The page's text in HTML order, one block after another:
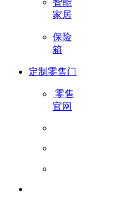
家居
保险
箱
定制零售门
零售
官网